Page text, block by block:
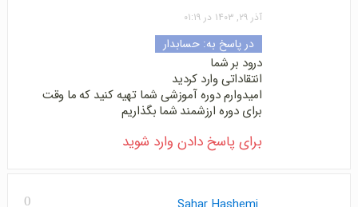
آذر ۲۹, ۱۴۰۳ در ۰۱:۱۹
در پاسخ به: حسابدار
درود بر شما
انتقاداتی وارد کردید
امیدوارم دوره آموزشی شما تهیه کنید که ما وقت
برای دوره ارزشمند شما بگذاریم
برای پاسخ دادن وارد شوید
0